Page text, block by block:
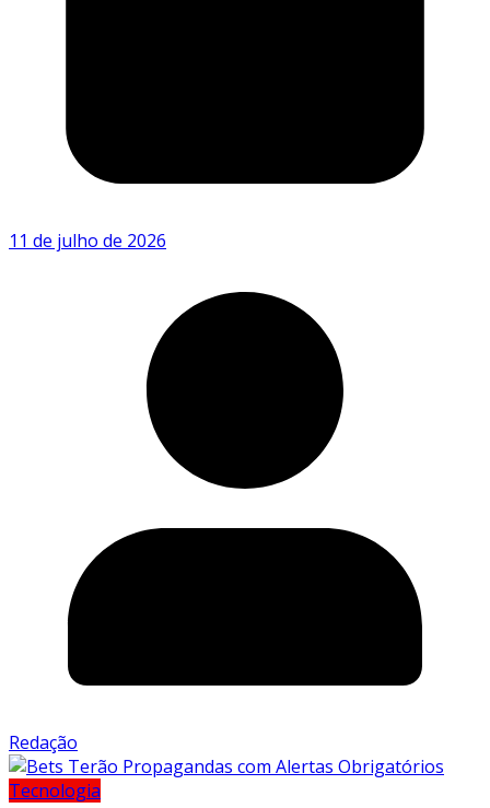
11 de julho de 2026
Redação
Tecnologia